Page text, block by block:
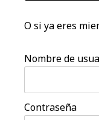
O si ya eres
Nombre de
Contraseña